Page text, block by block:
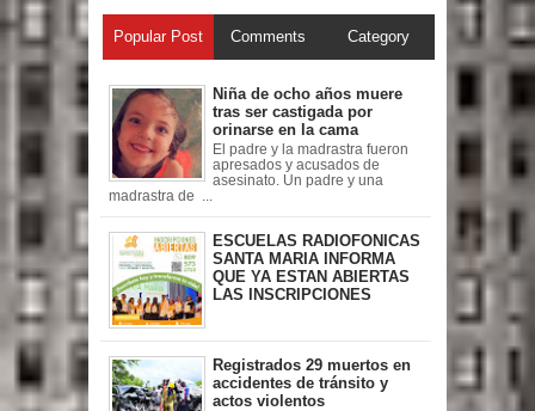
Popular Post Comments Category
Niña de ocho años muere
tras ser castigada por
orinarse en la cama
El padre y la madrastra fueron
apresados y acusados de
asesinato. Un padre y una
madrastra de ...
ESCUELAS RADIOFONICAS
SANTA MARIA INFORMA
QUE YA ESTAN ABIERTAS
LAS INSCRIPCIONES
Registrados 29 muertos en
accidentes de tránsito y
actos violentos